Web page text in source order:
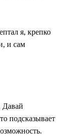
я, крепко
и сам
Давай
подсказывает